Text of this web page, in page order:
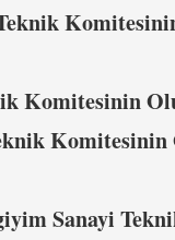
Komitesinin
Sanayi